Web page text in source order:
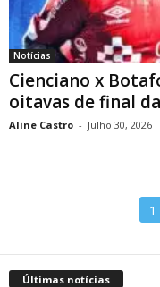
Notícias
Cienciano x
oitavas de final
Aline Castro - Julho 30, 2026
1
Últimas notícias